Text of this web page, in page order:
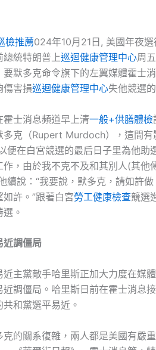
檢推薦024年10月21日, 美國年夜選
統特朗普上巡迴健康管理中心周
要默多克命令旗下的左翼媒體霍士
傷害損巡迴健康管理中心失他競選
霍士消息頻道早上清一般+供膳體檢
多克（Rupert Murdoch），這間
便在白宮競選的最后日子里為他
作，由於我不克不及和其別人(其他
續說：“我要說，默多克，請如許
許。”跟著白宮勞工健康檢查競選
。
近調僵局
主黨敵手哈里斯正加大力度在媒
近調僵局。哈里斯日前在霍士消息
和黨選平易近。
克的關系復雜，兩人都是美國有嚴